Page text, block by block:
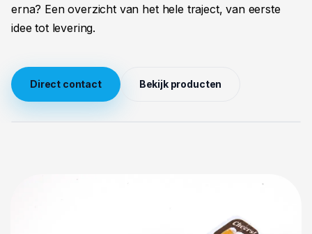
erna? Een overzicht van het hele traject, van eerste
idee tot levering.
Direct contact Bekijk producten